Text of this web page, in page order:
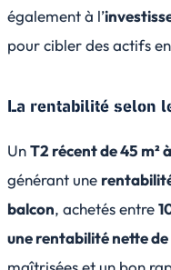
également à l’
pour cibler des actifs
La rentabilité selon
UnT2 récent de 45 m²
générant une
balcon, achetés entre
une rentabilité nette de